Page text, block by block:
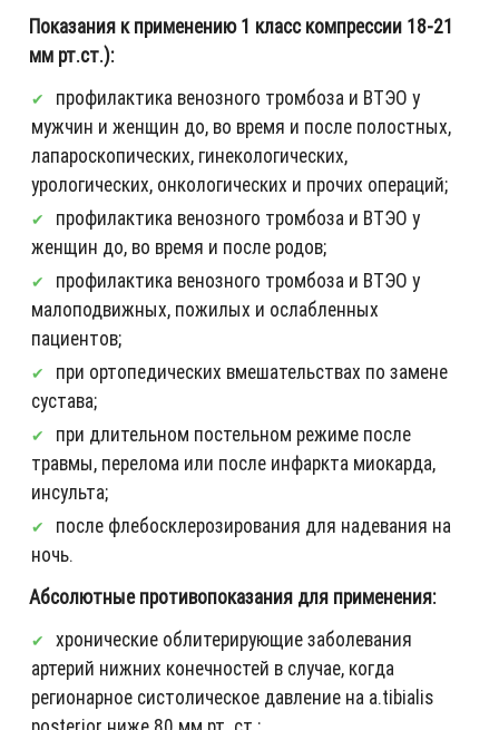
Показания к применению 1 класс компрессии 18-21
мм рт.ст.):
профилактика венозного тромбоза и ВТЭО у
мужчин и женщин до, во время и после полостных,
лапароскопических, гинекологических,
урологических, онкологических и прочих операций;
профилактика венозного тромбоза и ВТЭО у
женщин до, во время и после родов;
профилактика венозного тромбоза и ВТЭО у
малоподвижных, пожилых и ослабленных
пациентов;
при ортопедических вмешательствах по замене
сустава;
при длительном постельном режиме после
травмы, перелома или после инфаркта миокарда,
инсульта;
после флебосклерозирования для надевания на
ночь.
Абсолютные противопоказания для применения:
хронические облитерирующие заболевания
артерий нижних конечностей в случае, когда
регионарное систолическое давление на a.tibialis